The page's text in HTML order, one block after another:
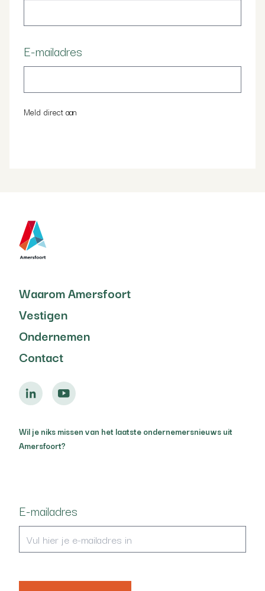
E-mailadres
Waarom Amersfoort
Vestigen
Ondernemen
Contact
Wil je niks missen van het laatste ondernemersnieuws uit
Amersfoort?
E-mailadres